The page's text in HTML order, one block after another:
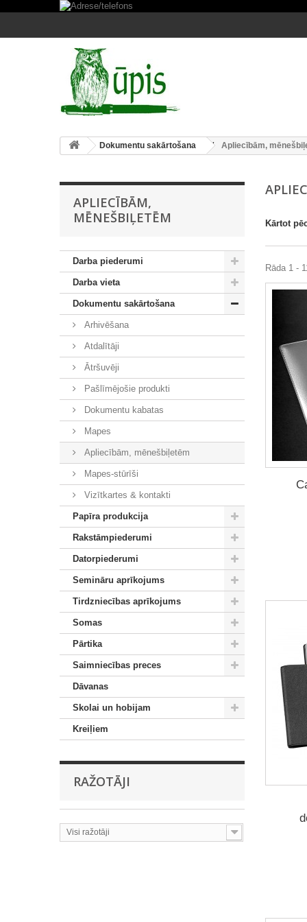
Dokumentu sakārtošana Apliecībām,
APLIECĪBĀM,
MĒNEŠBIĻETĒM
Darba piederumi
Darba vieta
Dokumentu sakārtošana
Arhivēšana
Atdalītāji
Ātršuvēji
Pašlīmējošie produkti
Dokumentu kabatas
Mapes
Apliecībām, mēnešbiļetēm
Mapes-stūrīši
Vizītkartes & kontakti
Papīra produkcija
Rakstāmpiederumi
Datorpiederumi
Semināru aprīkojums
Tirdzniecības aprīkojums
Somas
Pārtika
Saimniecības preces
Dāvanas
Skolai un hobijam
Kreiļiem
RAŽOTĀJI
Visi ražotāji
Kārtot
Rāda 1 -